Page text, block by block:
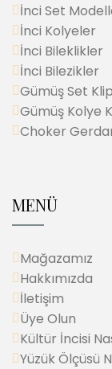
İnci Set
İnci Kolyeler
İnci Bileklikler
İnci Bilezikler
Gümüş Set
Gümüş Kolye
Choker
MENÜ
Mağazamız
Hakkımızda
İletişim
Üye Olun
Kültür İncisi
Yüzük Ölçüsü